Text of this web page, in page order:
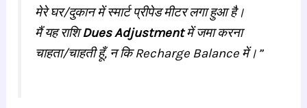
मेरे घर/दुकान में स्मार्ट प्रीपेड मीटर लगा हुआ है।
मैं यह राशिDues Adjustmentमें जमा करना
चाहता/चाहती हूँ, न कि Recharge Balance में।”